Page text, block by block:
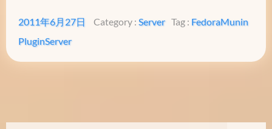
2011年6月27日 Category : Server Tag : FedoraMunin
PluginServer